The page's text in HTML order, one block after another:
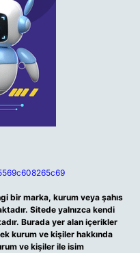
bir marka, kurum veya şahıs
Sitede yalnızca kendi
Burada yer alan içerikler
kurum ve kişiler hakkında
ve kişiler ile isim